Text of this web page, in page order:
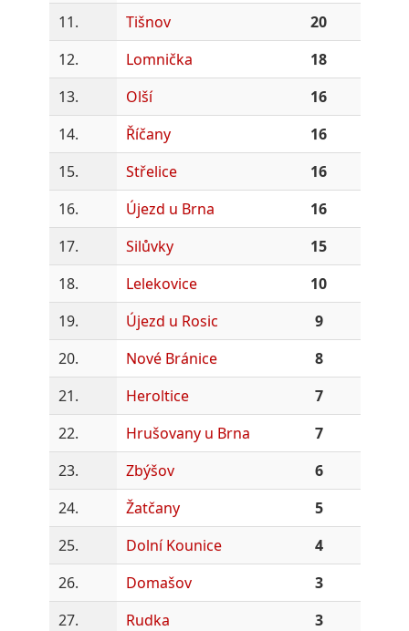
11.
Tišnov
20
12.
Lomnička
18
13.
Olší
16
14.
Říčany
16
15.
Střelice
16
16.
Újezd u Brna
16
17.
Silůvky
15
18.
Lelekovice
10
19.
Újezd u Rosic
9
20.
Nové Bránice
8
21.
Heroltice
7
22.
Hrušovany u Brna
7
23.
Zbýšov
6
24.
Žatčany
5
25.
Dolní Kounice
4
26.
Domašov
3
27.
Rudka
3